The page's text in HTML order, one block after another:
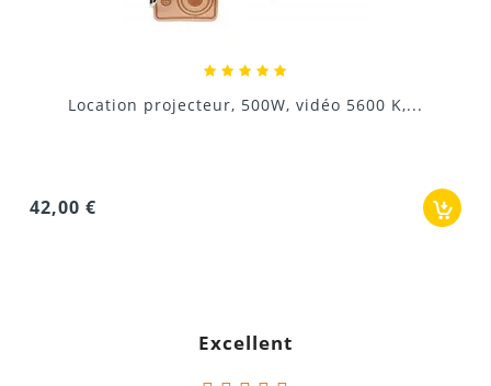
Location batterie pour light panel
Excellent